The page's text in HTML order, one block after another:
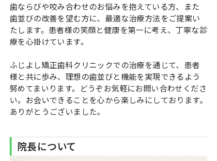
歯ならびや咬み合わせのお悩みを抱えている方、また
歯並びの改善を望む方に、最適な治療方法をご提案い
たします。患者様の笑顔と健康を第一に考え、丁寧な診
療を心掛けています。
ふじよし矯正歯科クリニックでの治療を通じて、患者
様と共に歩み、理想の歯並びと機能を実現できるよう
努めてまいります。どうぞお気軽にお問い合わせくださ
い。お会いできることを心から楽しみにしております。
ありがとうございました。
院長について